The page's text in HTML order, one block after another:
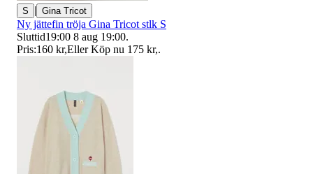
S | Gina Tricot
Ny jättefin tröja Gina Tricot stlk S
Sluttid19:00 8 aug 19:00.
Pris:160 kr,Eller Köp nu 175 kr,.